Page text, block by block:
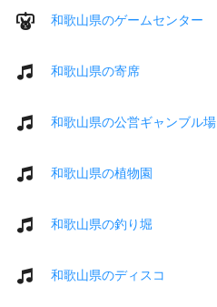
和歌山県のゲームセンター
和歌山県の寄席
和歌山県の公営ギャンブル場
和歌山県の植物園
和歌山県の釣り堀
和歌山県のディスコ